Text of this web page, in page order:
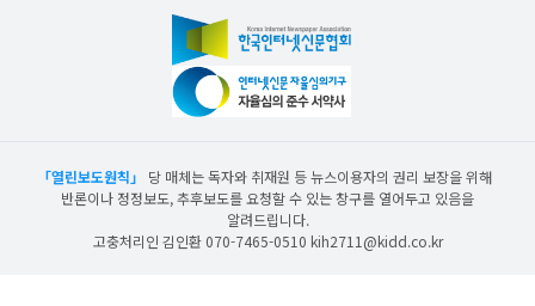
「열린보도원칙」
당 매체는 독자와 취재원 등 뉴스이용자의 권리 보장을 위해
반론이나 정정보도, 추후보도를 요청할 수 있는 창구를 열어두고 있음을
알려드립니다.
고충처리인 김인환 070-7465-0510 kih2711@kidd.co.kr